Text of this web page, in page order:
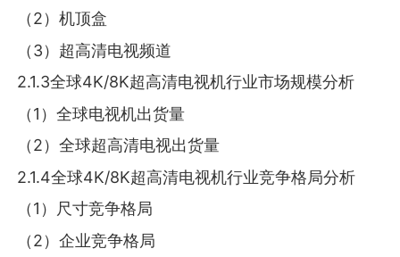
（2）机顶盒
（3）超高清电视频道
2.1.3全球4K/8K超高清电视机行业市场规模分析
（1）全球电视机出货量
（2）全球超高清电视出货量
2.1.4全球4K/8K超高清电视机行业竞争格局分析
（1）尺寸竞争格局
（2）企业竞争格局